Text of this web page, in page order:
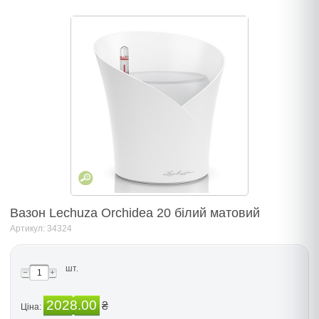
Вазон Lechuza Orchidea 20 білий матовий
Артикул: 34324
шт.
Ціна: 2028.00 ₴